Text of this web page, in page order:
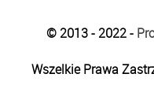
© 2013 - 2022 -
Wszelkie Prawa